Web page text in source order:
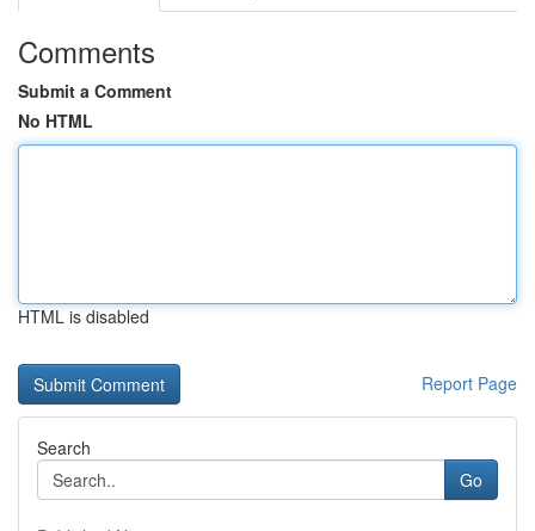
Comments
Submit a Comment
No HTML
HTML is disabled
Report Page
Search
Go